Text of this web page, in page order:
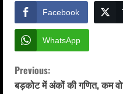
Facebook
WhatsApp
C
Previous:
बड़कोट में अंकों की गणित, कम